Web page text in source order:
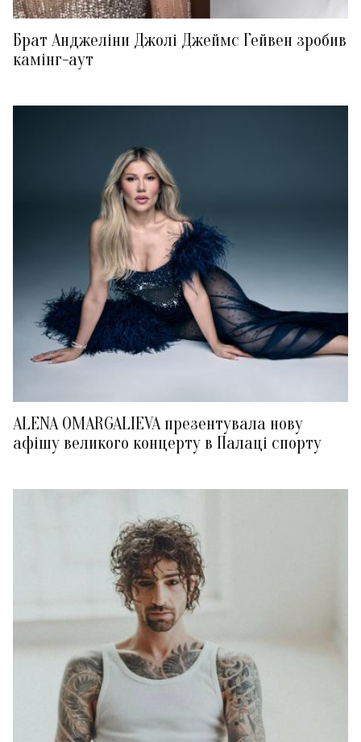
Брат Анджеліни Джолі Джеймс Гейвен зробив
камінг-аут
ALENA OMARGALIEVA презентувала нову
афішу великого концерту в Палаці спорту